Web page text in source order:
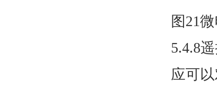
图21
5.4.8
应可